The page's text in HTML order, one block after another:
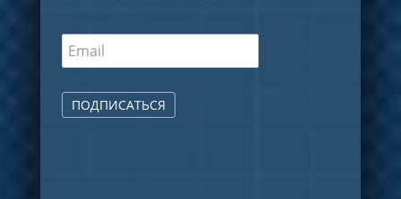
ПОДПИСАТЬСЯ